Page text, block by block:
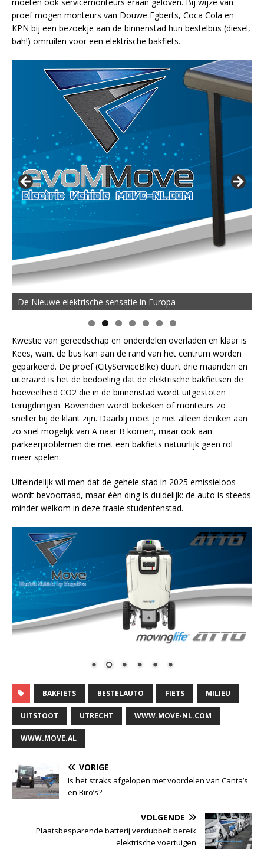
proef mogen monteurs van Douwe Egberts, Coca Cola en
KPN bij een bezoekje aan de binnenstad hun bestelbus (diesel,
bah!) omruilen voor een elektrische bakfiets.
De Nieuwe elektrische sensatie in Europa
Kwestie van gereedschap en onderdelen overladen en klaar is
Kees, want de bus kan aan de rand van het centrum worden
geparkeerd. De proef (CityServiceBike) duurt drie maanden en
uiteraard is het de bedoeling dat de elektrische bakfietsen de
hoeveelheid CO2 die in de binnenstad wordt uitgestoten
terugdringen. Bovendien wordt bekeken of monteurs zo
sneller bij de klant zijn. Daarbij moet je niet alleen denken aan
zo snel mogelijk van A naar B komen, maar ook aan
parkeerproblemen die met een bakfiets natuurlijk geen rol
meer spelen.
Uiteindelijk wil men dat de gehele stad in 2025 emissieloos
wordt bevoorraad, maar één ding is duidelijk: de auto is steeds
minder welkom in deze fraaie studentenstad.
BAKFIETS BESTELAUTO FIETS MILIEU
UITSTOOT UTRECHT WWW.MOVE-NL.COM
WWW.MOVE.AL
VORIGE
Is het straks afgelopen met voordelen van Canta’s
en Biro’s?
VOLGENDE
Plaatsbesparende batterij verdubbelt bereik
elektrische voertuigen